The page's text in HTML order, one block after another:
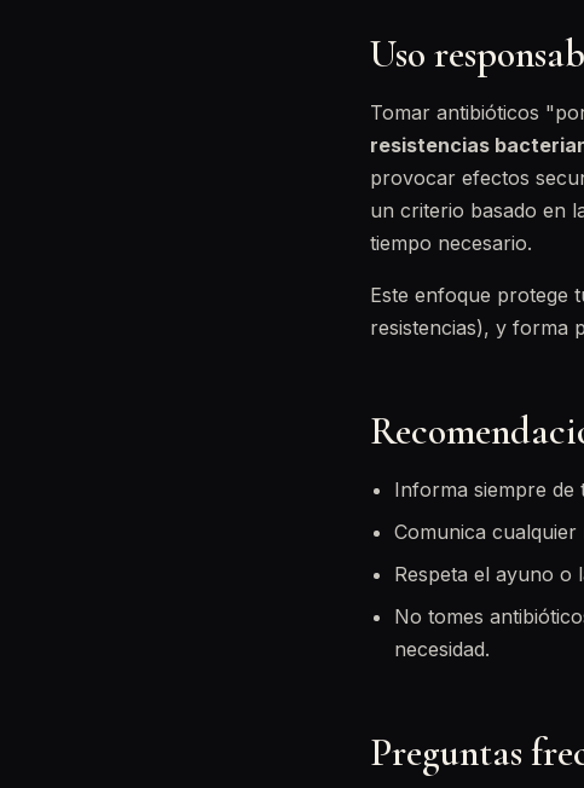
Uso
Tomar antibióticos
resistencias
provocar efectos
un criterio basado en
tiempo necesario.
Este enfoque protege
resistencias), y forma
Informa siempre de
Comunica cualquier
Respeta el ayuno o
No tomes
necesidad.
Preguntas